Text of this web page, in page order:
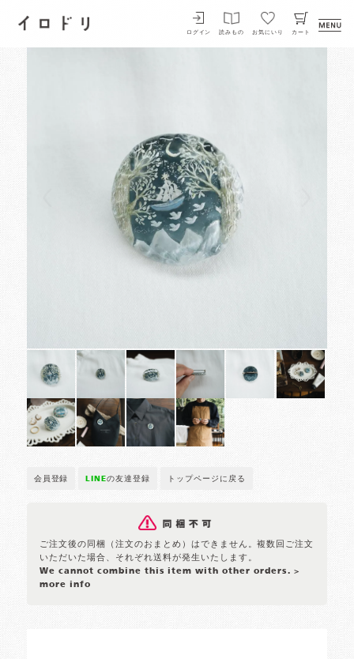
イロドリ
ログイン 読みもの お気にいり カート
会員登録 LINEの友達登録 トップページに戻る
ご注文後の同梱（注文のおまとめ）はできません。複数回ご注文
いただいた場合、それぞれ送料が発生いたします。
We cannot combine this item with other orders. >
more info